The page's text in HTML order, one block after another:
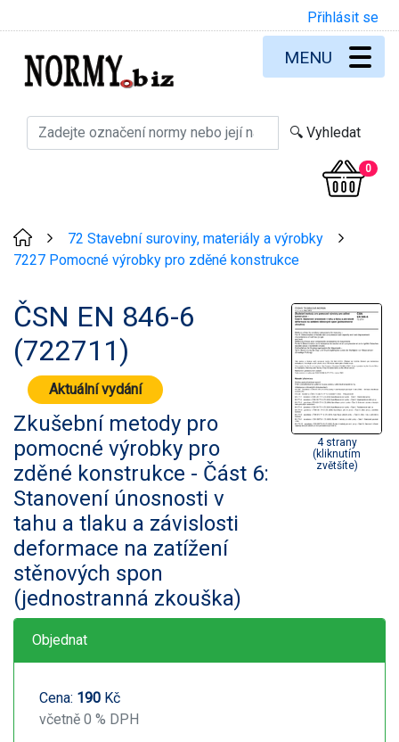
Přihlásit se
0
MENU
72 Stavební suroviny, materiály a výrobky
7227 Pomocné výrobky pro zděné konstrukce
ČSN EN 846-6
(722711)
Aktuální vydání
Zkušební metody pro
pomocné výrobky pro
zděné konstrukce - Část 6:
Stanovení únosnosti v
tahu a tlaku a závislosti
deformace na zatížení
stěnových spon
(jednostranná zkouška)
4 strany
(kliknutím
zvětšíte)
Objednat
Cena: 190 Kč
včetně 0 % DPH